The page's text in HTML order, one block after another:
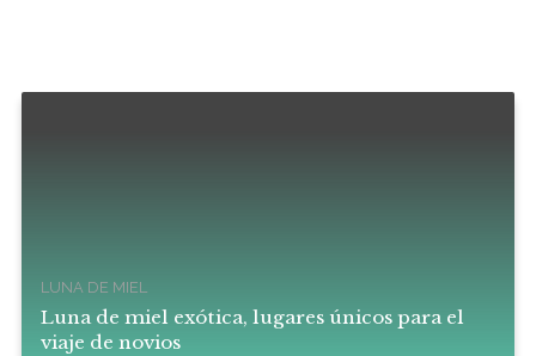
LUNA DE MIEL
Luna de miel exótica, lugares únicos para el
viaje de novios